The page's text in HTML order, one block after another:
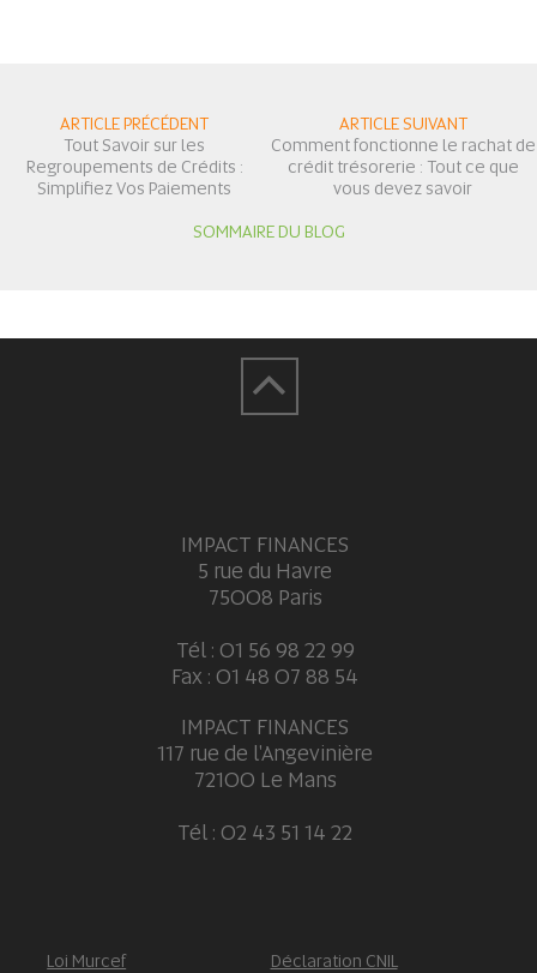
ARTICLE PRÉCÉDENT
Tout Savoir sur les
Regroupements de Crédits :
Simplifiez Vos Paiements
ARTICLE SUIVANT
Comment fonctionne le rachat de
crédit trésorerie : Tout ce que
vous devez savoir
SOMMAIRE DU BLOG
IMPACT FINANCES
5 rue du Havre
75008 Paris
Tél : 01 56 98 22 99
Fax : 01 48 07 88 54
IMPACT FINANCES
117 rue de l'Angevinière
72100 Le Mans
Tél : 02 43 51 14 22
Loi Murcef Déclaration CNIL